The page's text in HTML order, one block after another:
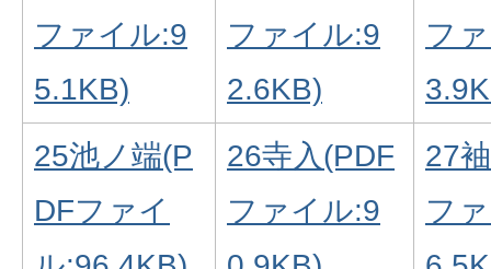
ファイル:9
5.1KB)
ファイル:9
2.6KB)
フ
25池ノ端(P
DFファイ
26寺入(PDF
ファイル:9
27
フ